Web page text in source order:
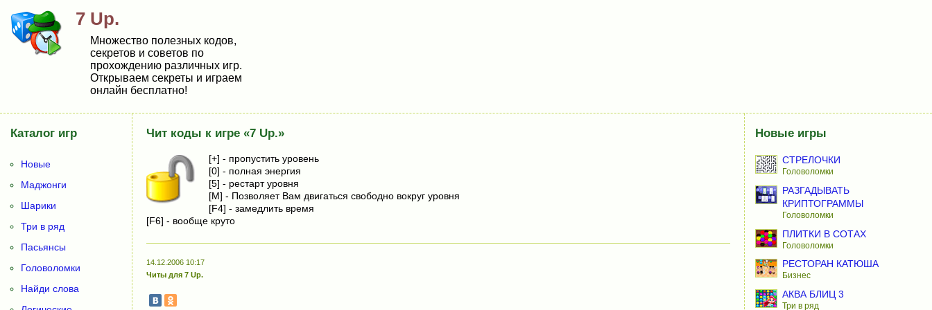
7 Up.
Множество полезных кодов,
секретов и советов по
прохождению различных игр.
Открываем секреты и играем
онлайн бесплатно!
Чит коды к игре «7 Up.»
[+] - пропустить уровень
[0] - полная энергия
[5] - рестарт уровня
[M] - Позволяет Вам двигаться свободно вокруг уровня
[F4] - замедлить время
[F6] - вообще круто
14.12.2006 10:17
Читы для 7 Up.
Каталог игр
Новые
Маджонги
Шарики
Три в ряд
Пасьянсы
Головоломки
Найди слова
Новые игры
СТРЕЛОЧКИ
Головоломки
РАЗГАДЫВАТЬ
КРИПТОГРАММЫ
Головоломки
ПЛИТКИ В СОТАХ
Головоломки
РЕСТОРАН КАТЮША
Бизнес
АКВА БЛИЦ 3
Три в ряд